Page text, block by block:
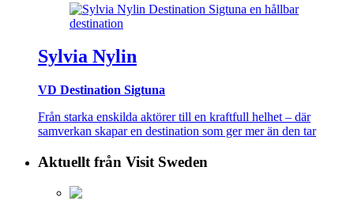
Sylvia Nylin
VD Destination Sigtuna
Från starka enskilda aktörer till en kraftfull helhet – där
samverkan skapar en destination som ger mer än den tar
Aktuellt från Visit Sweden